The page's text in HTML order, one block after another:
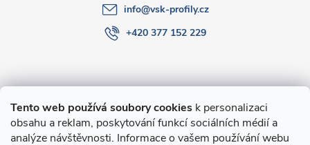
Tento web používá soubory cookies k personalizaci
obsahu a reklam, poskytování funkcí sociálních médií a
analýze návštěvnosti. Informace o vašem používání webu
O nákupu
info@vsk-profily.cz
+420 377 152 229